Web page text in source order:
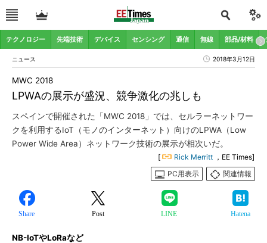
テクノロジー 先端技術 デバイス センシング 通信 無線 部品/材料
ニュース 2018年3月12日
LPWAの展示が盛況、競争激化の兆しも
MWC 2018
スペインで開催された「MWC 2018」では、セルラーネットワー
クを利用するIoT（モノのインターネット）向けのLPWA（Low
Power Wide Area）ネットワーク技術の展示が相次いだ。
[ Rick Merritt ，EE Times]
PC用表示
関連情報
Share Post LINE Hatena
NB-IoTやLoRaなど